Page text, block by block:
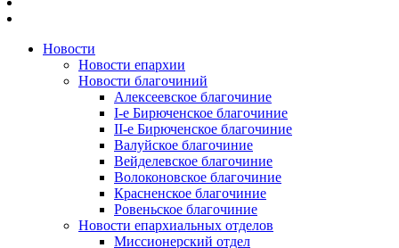
Новости
Новости епархии
Новости благочиний
Алексеевское благочиние
I-е Бирюченское благочиние
II-е Бирюченское благочиние
Валуйское благочиние
Вейделевское благочиние
Волоконовское благочиние
Красненское благочиние
Ровеньское благочиние
Новости епархиальных отделов
Миссионерский отдел